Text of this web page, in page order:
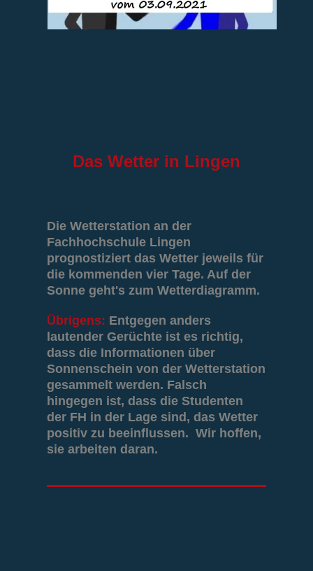
Das Wetter in Lingen
Die Wetterstation an der
Fachhochschule Lingen
prognostiziert das Wetter jeweils für
die kommenden vier Tage. Auf der
Sonne geht's zum Wetterdiagramm.
Übrigens: Entgegen anders
lautender Gerüchte ist es richtig,
dass die Informationen über
Sonnenschein von der Wetterstation
gesammelt werden. Falsch
hingegen ist, dass die Studenten
der FH in der Lage sind, das Wetter
positiv zu beeinflussen. Wir hoffen,
sie arbeiten daran.